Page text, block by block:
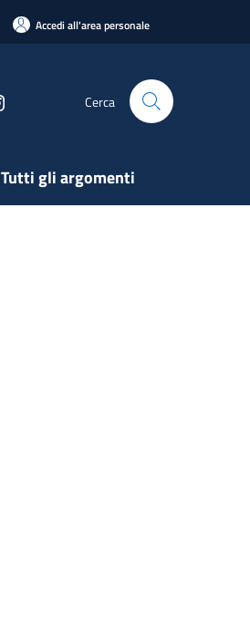
Accedi all'area personale
Cerca
Tutti gli argomenti